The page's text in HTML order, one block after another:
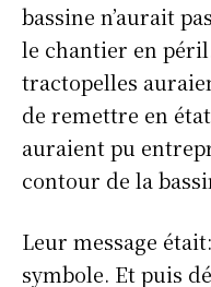
bassine n’aurait
le chantier en
tractopelles
de remettre en
auraient pu
contour de la
Leur message
symbole. Et puis